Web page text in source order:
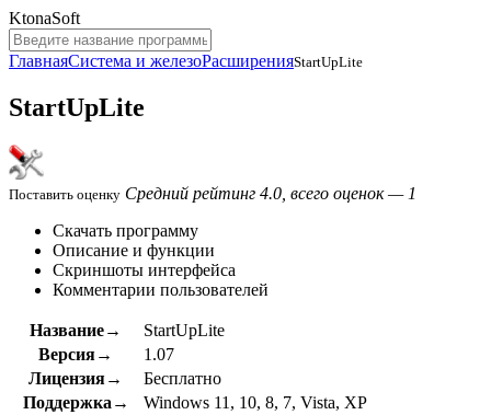
KtonaSoft
ГлавнаяСистема и железоРасширенияStartUpLite
StartUpLite
Поставить оценку Средний рейтинг 4.0, всего оценок — 1
Скачать программу
Описание и функции
Скриншоты интерфейса
Комментарии пользователей
Название→
StartUpLite
Версия→
1.07
Лицензия→
Бесплатно
Поддержка→
Windows 11, 10, 8, 7, Vista, XP